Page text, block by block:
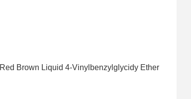
Red Brown Liquid 4-Vinylbenzylglycidy Ether